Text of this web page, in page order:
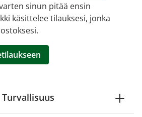
sinun pitää ensin
käsittelee tilauksesi, jonka
Turvallisuus